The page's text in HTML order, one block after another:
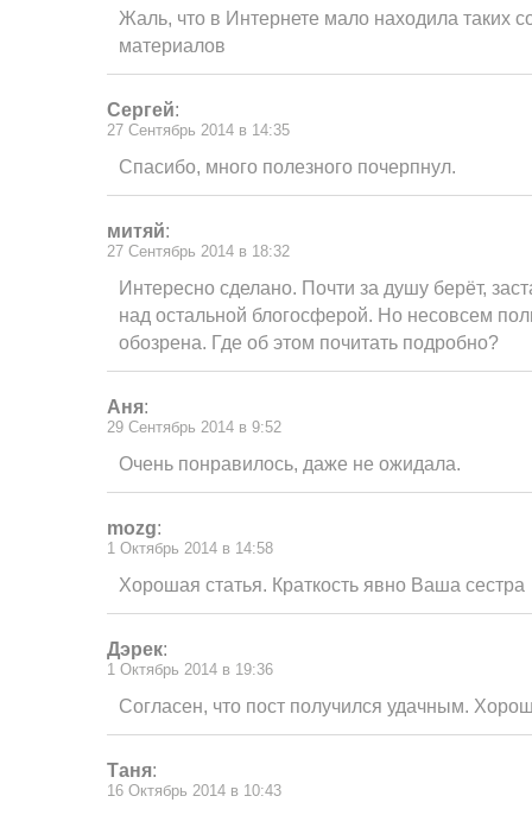
Жаль, что в Интернете мало находила таких
материалов
Сергей:
27 Сентябрь 2014 в 14:35
Спасибо, много полезного почерпнул.
митяй:
27 Сентябрь 2014 в 18:32
Интересно сделано. Почти за душу берёт,
над остальной блогосферой. Но несовсем
обозрена. Где об этом почитать подробно?
Аня:
29 Сентябрь 2014 в 9:52
Очень понравилось, даже не ожидала.
mozg:
1 Октябрь 2014 в 14:58
Хорошая статья. Краткость явно Ваша сестра
Дэрек:
1 Октябрь 2014 в 19:36
Согласен, что пост получился удачным.
Таня:
16 Октябрь 2014 в 10:43